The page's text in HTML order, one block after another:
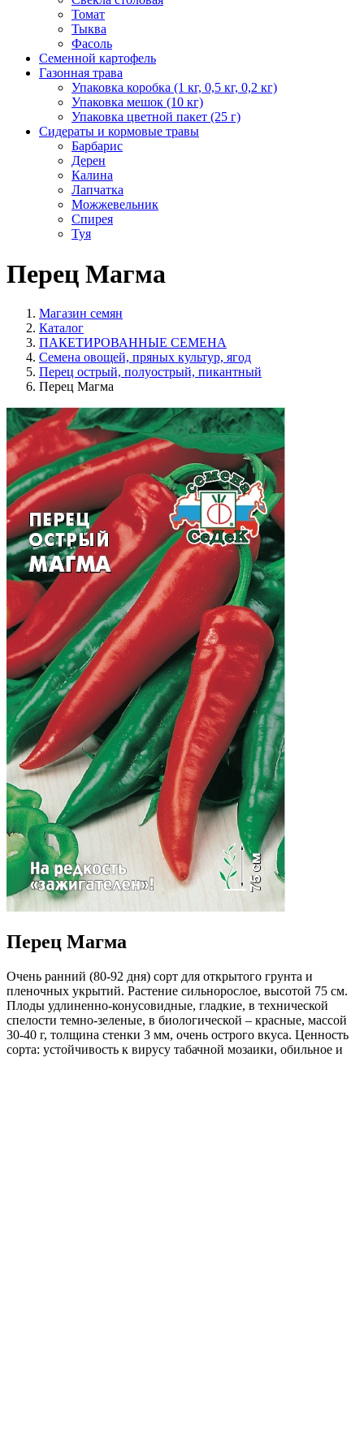
Томат
Тыква
Фасоль
Семенной картофель
Газонная трава
Упаковка коробка (1 кг, 0,5 кг, 0,2 кг)
Упаковка мешок (10 кг)
Упаковка цветной пакет (25 г)
Сидераты и кормовые травы
Барбарис
Дерен
Калина
Лапчатка
Можжевельник
Спирея
Туя
Перец Магма
Магазин семян
Каталог
ПАКЕТИРОВАННЫЕ СЕМЕНА
Семена овощей, пряных культур, ягод
Перец острый, полуострый, пикантный
Перец Магма
Перец Магма
Очень ранний (80-92 дня) сорт для открытого грунта и
пленочных укрытий. Растение сильнорослое, высотой 75 см.
Плоды удлиненно-конусовидные, гладкие, в технической
спелости темно-зеленые, в биологической – красные, массой
30-40 г, толщина стенки 3 мм, очень острого вкуса. Ценность
сорта: устойчивость к вирусу табачной мозаики, обильное и